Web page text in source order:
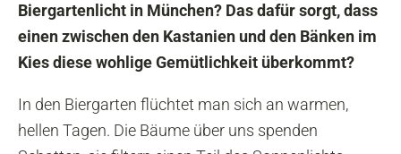
Biergartenlicht in München? Das dafür sorgt, dass
einen zwischen den Kastanien und den Bänken im
Kies diese wohlige Gemütlichkeit überkommt?
In den Biergarten flüchtet man sich an warmen,
hellen Tagen. Die Bäume über uns spenden